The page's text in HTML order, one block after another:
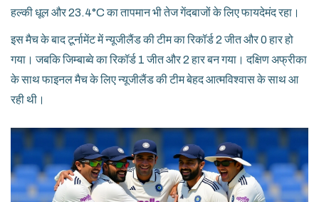
हल्की धूल और 23.4°C का तापमान भी तेज गेंदबाजों के लिए फायदेमंद रहा।
इस मैच के बाद टूर्नामेंट में न्यूजीलैंड की टीम का रिकॉर्ड 2 जीत और 0 हार हो
गया। जबकि जिम्बाब्वे का रिकॉर्ड 1 जीत और 2 हार बन गया। दक्षिण अफ्रीका
के साथ फाइनल मैच के लिए न्यूजीलैंड की टीम बेहद आत्मविश्वास के साथ आ
रही थी।